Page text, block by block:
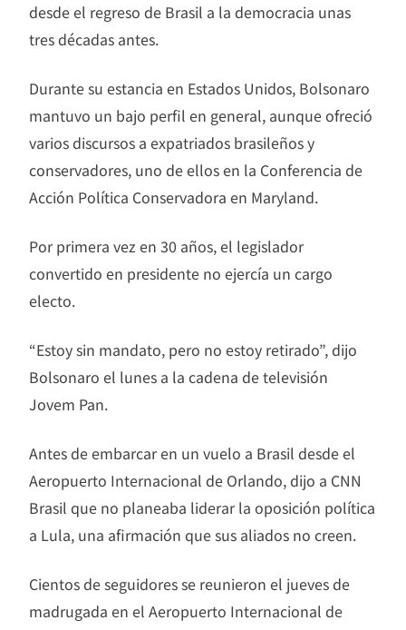
desde el regreso de Brasil a la democracia unas
tres décadas antes.
Durante su estancia en Estados Unidos, Bolsonaro
mantuvo un bajo perfil en general, aunque ofreció
varios discursos a expatriados brasileños y
conservadores, uno de ellos en la Conferencia de
Acción Política Conservadora en Maryland.
Por primera vez en 30 años, el legislador
convertido en presidente no ejercía un cargo
electo.
“Estoy sin mandato, pero no estoy retirado”, dijo
Bolsonaro el lunes a la cadena de televisión
Jovem Pan.
Antes de embarcar en un vuelo a Brasil desde el
Aeropuerto Internacional de Orlando, dijo a CNN
Brasil que no planeaba liderar la oposición política
a Lula, una afirmación que sus aliados no creen.
Cientos de seguidores se reunieron el jueves de
madrugada en el Aeropuerto Internacional de